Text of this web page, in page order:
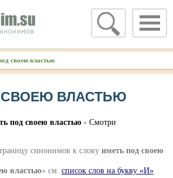
своею властью
ВЛАСТЬЮ
под своею властью- Смотри
синонимов к слову иметь под своею
властью» см. список слов на букву «И»